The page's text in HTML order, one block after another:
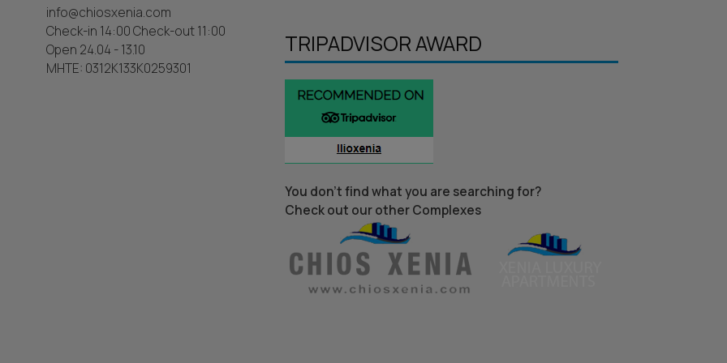
info@chiosxenia.com
Check-in 14:00 Check-out 11:00
Open 24.04 - 13.10
MHTE: 0312K133K0259301
TRIPADVISOR AWARD
You don’t find what you are searching for?
Check out our other Complexes